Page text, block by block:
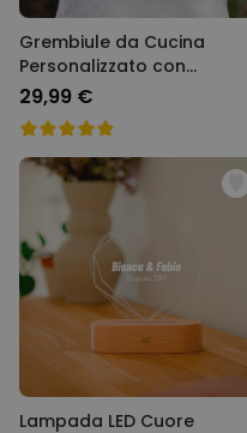
Grembiule da Cucina
Personalizzato con
Recensione
29,99 €
Lampada LED Cuore